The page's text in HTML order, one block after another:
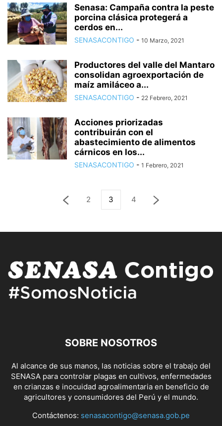
Senasa: Campaña contra la peste
porcina clásica protegerá a
cerdos en...
SENASACONTIGO - 10 Marzo, 2021
Productores del valle del Mantaro
consolidan agroexportación de
maíz amiláceo a...
SENASACONTIGO - 22 Febrero, 2021
Acciones priorizadas
contribuirán con el
abastecimiento de alimentos
cárnicos en los...
SENASACONTIGO - 1 Febrero, 2021
2 3 4
SOBRE NOSOTROS
Al alcance de sus manos, las noticias sobre el trabajo del
SENASA para controlar plagas en cultivos, enfermedades
en crianzas e inocuidad agroalimentaria en beneficio de
agricultores y consumidores del Perú y el mundo.
Contáctenos: senasacontigo@senasa.gob.pe